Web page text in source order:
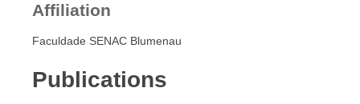
Affiliation
Faculdade SENAC Blumenau
Publications